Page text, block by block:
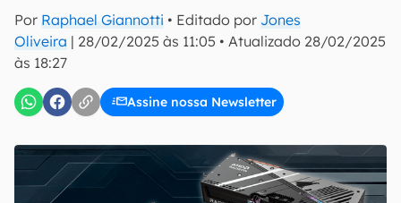
Por Raphael Giannotti • Editado por Jones
Oliveira | 28/02/2025 às 11:05 • Atualizado 28/02/2025
às 18:27
Assine nossa Newsletter
inscreva-se
Uso e Política de Privacidade do Canaltech.